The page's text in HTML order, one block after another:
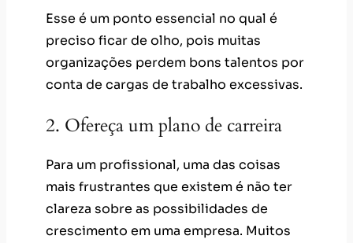
Esse é um ponto essencial no qual é
preciso ficar de olho, pois muitas
organizações perdem bons talentos por
conta de cargas de trabalho excessivas.
2. Ofereça um plano de carreira
Para um profissional, uma das coisas
mais frustrantes que existem é não ter
clareza sobre as possibilidades de
crescimento em uma empresa. Muitos